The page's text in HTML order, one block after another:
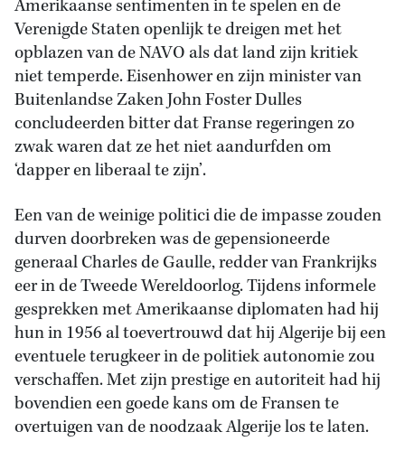
Amerikaanse sentimenten in te spelen en de
Verenigde Staten openlijk te dreigen met het
opblazen van de NAVO als dat land zijn kritiek
niet temperde. Eisenhower en zijn minister van
Buitenlandse Zaken John Foster Dulles
concludeerden bitter dat Franse regeringen zo
zwak waren dat ze het niet aandurfden om
‘dapper en liberaal te zijn’.
Een van de weinige politici die de impasse zouden
durven doorbreken was de gepensioneerde
generaal Charles de Gaulle, redder van Frankrijks
eer in de Tweede Wereldoorlog. Tijdens informele
gesprekken met Amerikaanse diplomaten had hij
hun in 1956 al toevertrouwd dat hij Algerije bij een
eventuele terugkeer in de politiek autonomie zou
verschaffen. Met zijn prestige en autoriteit had hij
bovendien een goede kans om de Fransen te
overtuigen van de noodzaak Algerije los te laten.